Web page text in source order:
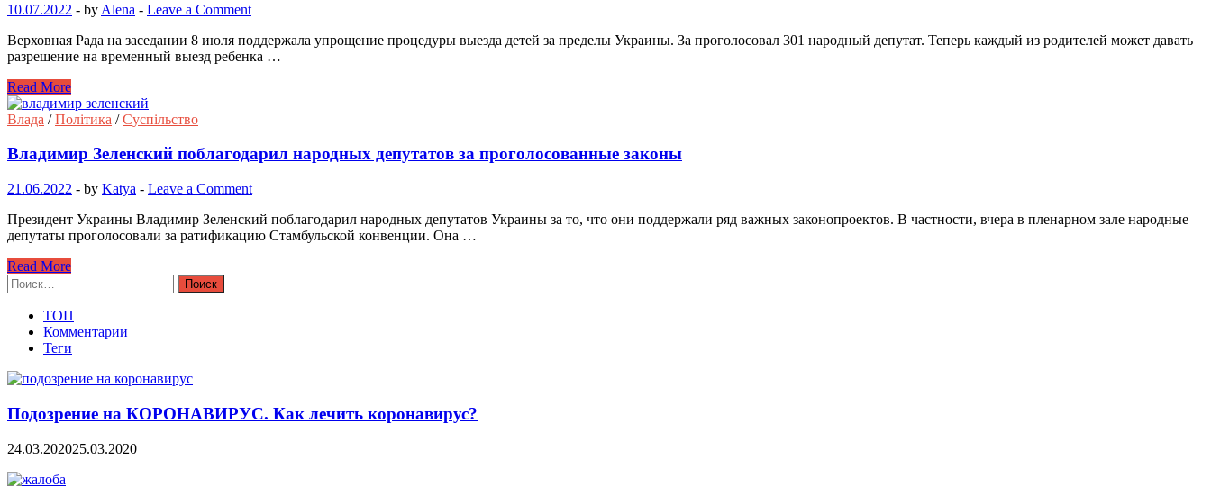
10.07.2022 - by Alena - Leave a Comment
Верховная Рада на заседании 8 июля поддержала упрощение процедуры выезда детей за пределы Украины. За проголосовал 301 народный депутат. Теперь каждый из родителей может давать
разрешение на временный выезд ребенка …
Read More
Влада /Політика /Суспільство
Владимир Зеленский поблагодарил народных депутатов за проголосованные законы
21.06.2022 - by Katya - Leave a Comment
Президент Украины Владимир Зеленский поблагодарил народных депутатов Украины за то, что они поддержали ряд важных законопроектов. В частности, вчера в пленарном зале народные
депутаты проголосовали за ратификацию Стамбульской конвенции. Она …
Read More
Найти:
ТОП
Комментарии
Теги
Подозрение на КОРОНАВИРУС. Как лечить коронавирус?
24.03.202025.03.2020